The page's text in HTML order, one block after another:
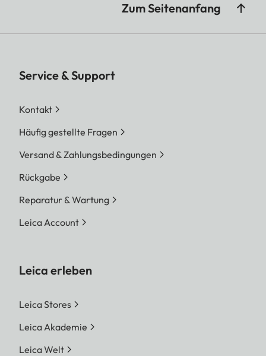
Zum Seitenanfang
Service & Support
Kontakt
Häufig gestellte Fragen
Versand & Zahlungsbedingungen
Rückgabe
Reparatur & Wartung
Leica Account
Leica erleben
Leica Stores
Leica Akademie
Leica Welt